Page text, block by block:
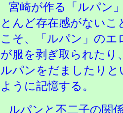
宮崎が作る「ルパン
とんど存在感がないこ
こそ、「ルパン」のエ
が服を剥ぎ取られたり
ルパンをだましたり
ように記憶する。
ルパンと不二子の関